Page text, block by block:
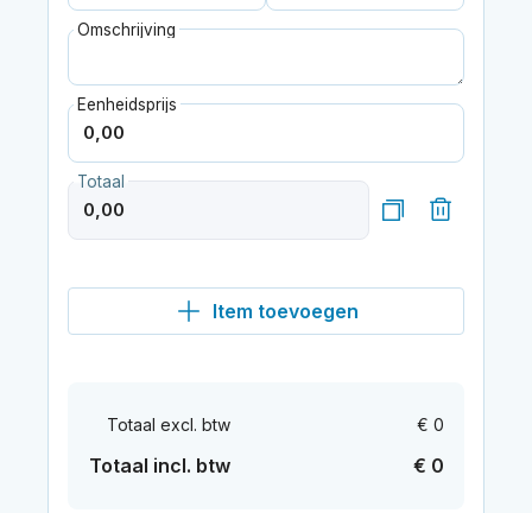
Omschrijving
Eenheidsprijs
Totaal
Item toevoegen
Totaal excl. btw € 0
Totaal incl. btw € 0